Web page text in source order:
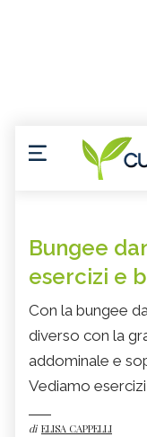
Bungee
esercizi e
Con la bungee
diverso con la
addominale e
Vediamo
di ELISA CAPPELLI